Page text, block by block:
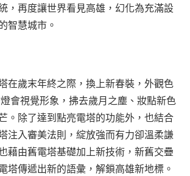
，再度讓世界看見高雄，幻化為充滿設
智慧城市。
在歲末年終之際，換上新春裝，外觀色
會視覺形象，拂去歲月之塵、妝點新色
。除了達到點亮電塔的功能外，也結合
注入審美法則，綻放強而有力卻溫柔謙
藉由舊電塔基礎加上新技術，新舊交疊
塔傳遞出新的語彙，解鎖高雄新地標。